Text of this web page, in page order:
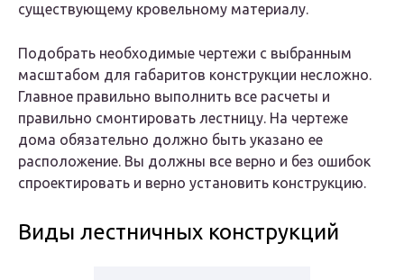
существующему кровельному материалу.
Подобрать необходимые чертежи с выбранным
масштабом для габаритов конструкции несложно.
Главное правильно выполнить все расчеты и
правильно смонтировать лестницу. На чертеже
дома обязательно должно быть указано ее
расположение. Вы должны все верно и без ошибок
спроектировать и верно установить конструкцию.
Виды лестничных конструкций